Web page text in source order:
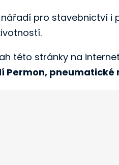
pro stavebnictví i
této stránky na
Permon, pneumatické